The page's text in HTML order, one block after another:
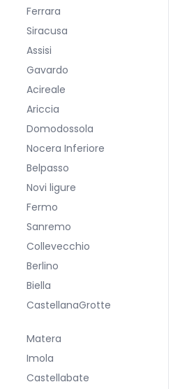
Ferrara
Siracusa
Assisi
Gavardo
Acireale
Ariccia
Domodossola
Nocera Inferiore
Belpasso
Novi ligure
Fermo
Sanremo
Collevecchio
Berlino
Biella
CastellanaGrotte
Matera
Imola
Castellabate